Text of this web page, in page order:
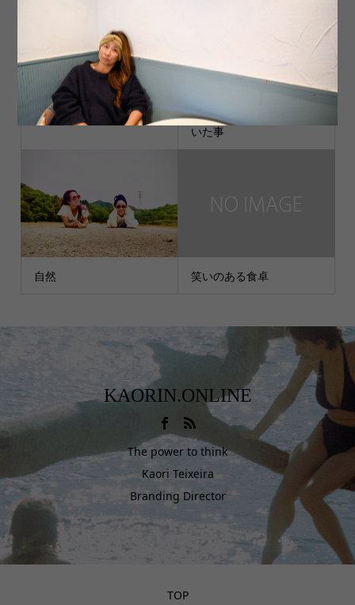
やっと逢えた
思い出せばずっと思って
いた事
自然 笑いのある食卓
KAORIN.ONLINE
The power to think
Kaori Teixeira
Branding Director
TOP